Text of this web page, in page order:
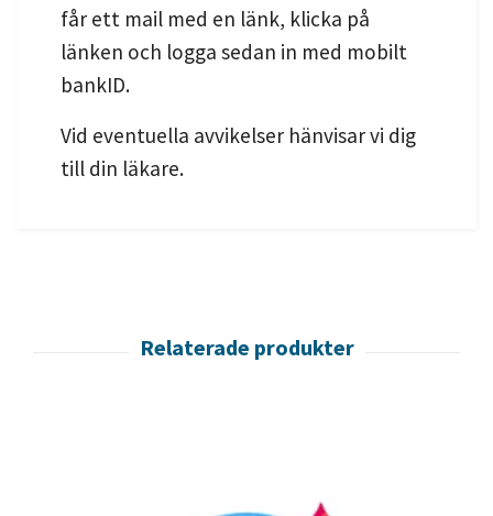
får ett mail med en länk, klicka på
länken och logga sedan in med mobilt
bankID.
Vid eventuella avvikelser hänvisar vi dig
till din läkare.